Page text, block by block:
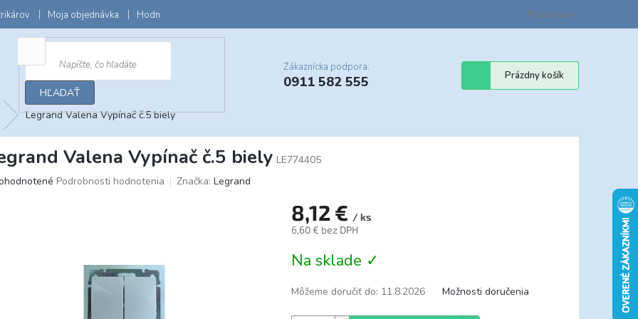
Moja objednávka Hodnotenie obchodu Obchodné podmienky
Prihlásenie
HĽADAŤ
Zákaznícka podpora:
0911 582 555
Nákupný
košík
Prázdny košík
Legrand Valena Vypínač č.5 biely
Valena Vypínač č.5 biely LE774405
Podrobnosti hodnotenia Značka: Legrand
8,12 € / ks
6,60 € bez DPH
cena:
Na sklade ✓
Môžeme doručiť do: 11.8.2026 Možnosti doručenia